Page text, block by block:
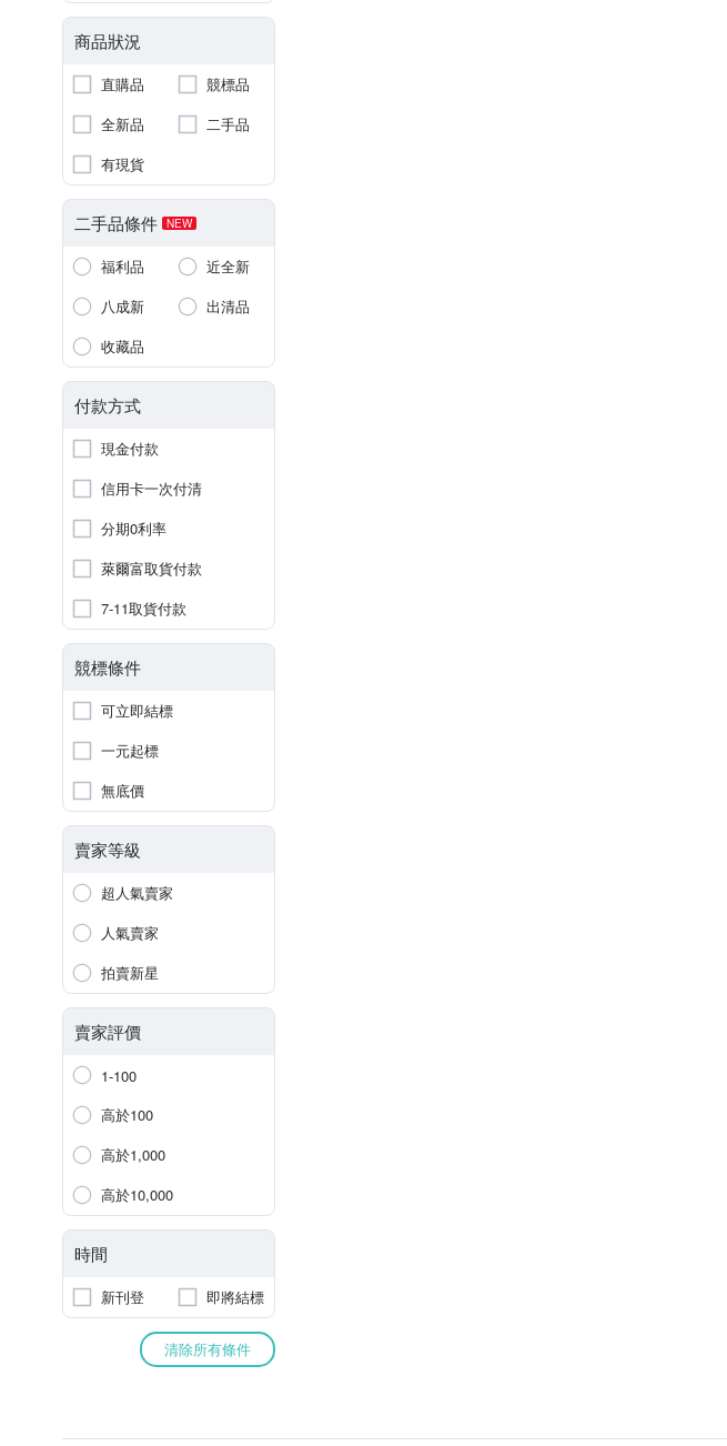
商品狀況
直購品
競標品
全新品
二手品
有現貨
二手品條件 NEW
福利品
近全新
八成新
出清品
收藏品
付款方式
現金付款
信用卡一次付清
分期0利率
萊爾富取貨付款
7-11取貨付款
競標條件
可立即結標
一元起標
無底價
賣家等級
超人氣賣家
人氣賣家
拍賣新星
賣家評價
1-100
高於100
高於1,000
高於10,000
時間
新刊登 即將結標
清除所有條件